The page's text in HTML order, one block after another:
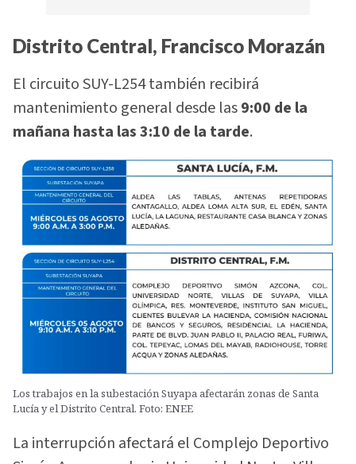
Distrito Central, Francisco Morazán
El circuito SUY-L254 también recibirá
mantenimiento general desde las9:00 de la
mañana hasta las 3:10 de la tarde.
Los trabajos en la subestación Suyapa afectarán zonas de Santa
Lucía y el Distrito Central. Foto: ENEE
La interrupción afectará el Complejo Deportivo